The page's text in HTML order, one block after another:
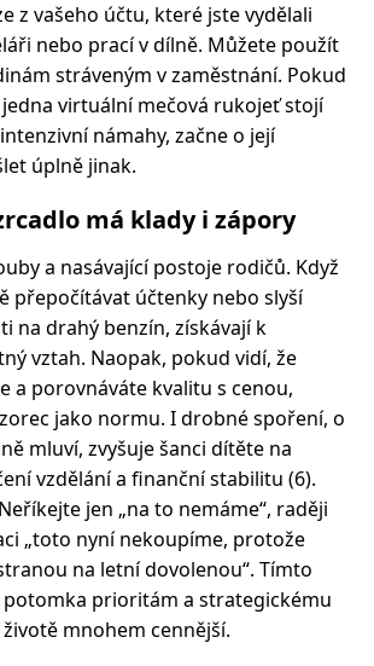
z vašeho účtu, které jste vydělali
nebo prací v dílně. Můžete použít
stráveným v zaměstnání. Pokud
virtuální mečová rukojeť stojí
námahy, začne o její
úplně jinak.
má klady i zápory
a nasávající postoje rodičů. Když
přepočítávat účtenky nebo slyší
na drahý benzín, získávají k
vztah. Naopak, pokud vidí, že
a porovnáváte kvalitu s cenou,
jako normu. I drobné spoření, o
mluví, zvyšuje šanci dítěte na
vzdělání a finanční stabilitu (6).
jen „na to nemáme“, raději
„toto nyní nekoupíme, protože
na letní dovolenou“. Tímto
prioritám a strategickému
mnohem cennější.